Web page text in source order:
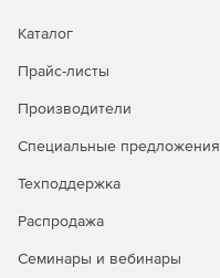
Каталог
Прайс-листы
Производители
Специальные предложения
Техподдержка
Распродажа
Семинары и вебинары